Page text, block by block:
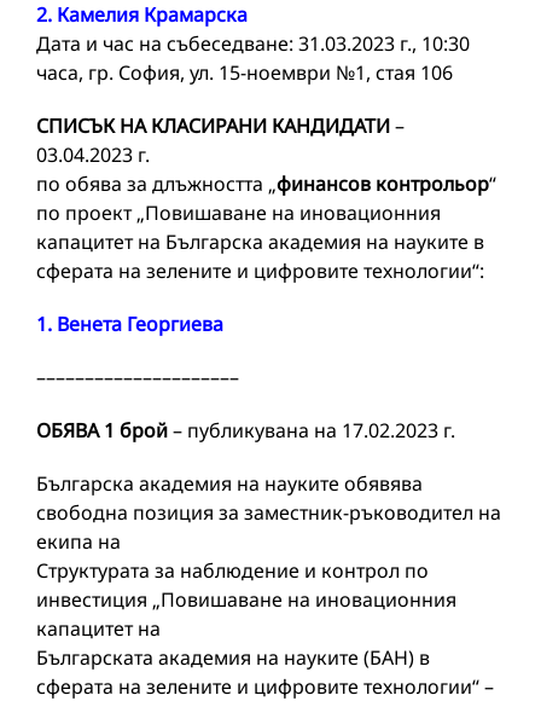
2. Камелия Крамарска
Дата и час на събеседване: 31.03.2023 г., 10:30
часа, гр. София, ул. 15-ноември №1, стая 106
СПИСЪК НА КЛАСИРАНИ КАНДИДАТИ–
03.04.2023 г.
по обява за длъжността „финансов контрольор“
по проект „Повишаване на иновационния
капацитет на Българска академия на науките в
сферата на зелените и цифровите технологии“:
1. Венета Георгиева
–––––––––––––––––––––
ОБЯВА 1 брой– публикувана на 17.02.2023 г.
Българска академия на науките обявява
свободна позиция за заместник-ръководител на
екипа на
Структурата за наблюдение и контрол по
инвестиция „Повишаване на иновационния
капацитет на
Българската академия на науките (БАН) в
сферата на зелените и цифровите технологии“ –